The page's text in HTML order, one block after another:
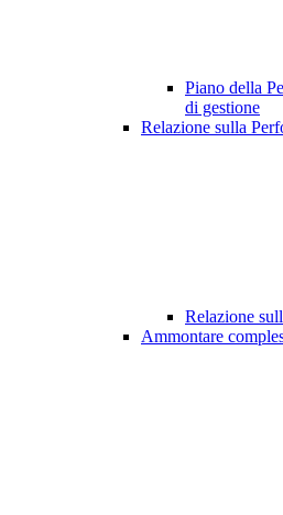
Piano della
di gestione
Relazione sulla
Relazione
Ammontare